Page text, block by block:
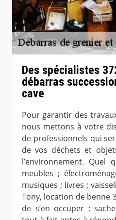
Des spécialistes
débarras
cave
Pour garantir des
nous mettons à votre
de professionnels qui
de vos déchets et
l’environnement.
meubles ;
musiques ; livres ;
Tony, location de benne
de s’en occuper ;